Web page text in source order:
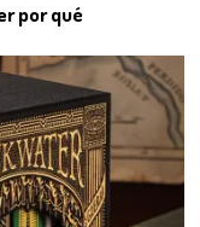
por qué